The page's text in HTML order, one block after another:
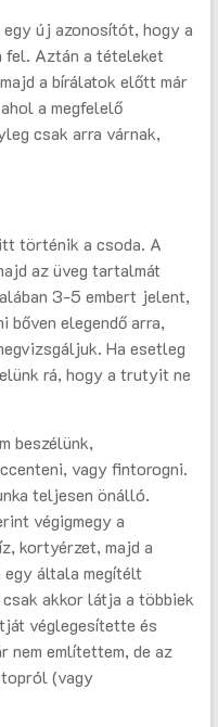
új azonosítót, hogy a
fel. Aztán a tételeket
a bírálatok előtt már
a megfelelő
csak arra várnak,
történik a csoda. A
az üveg tartalmát
3-5 embert jelent,
bőven elegendő arra,
Ha esetleg
rá, hogy a trutyit ne
beszélünk,
vagy fintorogni.
teljesen önálló.
végigmegy a
kortyérzet, majd a
egy általa megítélt
akkor látja a többiek
véglegesítette és
nem említettem, de az
(vagy